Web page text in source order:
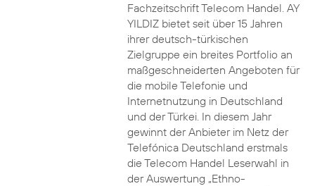
Fachzeitschrift Telecom Handel. AY
YILDIZ bietet seit über 15 Jahren
ihrer deutsch-türkischen
Zielgruppe ein breites Portfolio an
maßgeschneiderten Angeboten für
die mobile Telefonie und
Internetnutzung in Deutschland
und der Türkei. In diesem Jahr
gewinnt der Anbieter im Netz der
Telefónica Deutschland erstmals
die Telecom Handel Leserwahl in
der Auswertung „Ethno-